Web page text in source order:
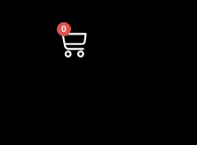
0